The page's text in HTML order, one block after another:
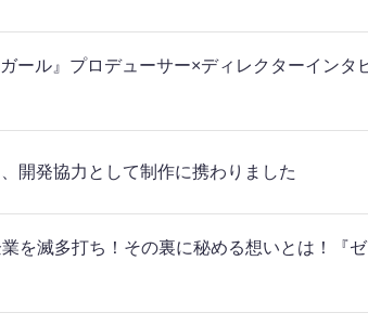
ール』プロデューサー×ディレクターインタ
開発協力として制作に携わりました
を滅多打ち！その裏に秘める想いとは！『